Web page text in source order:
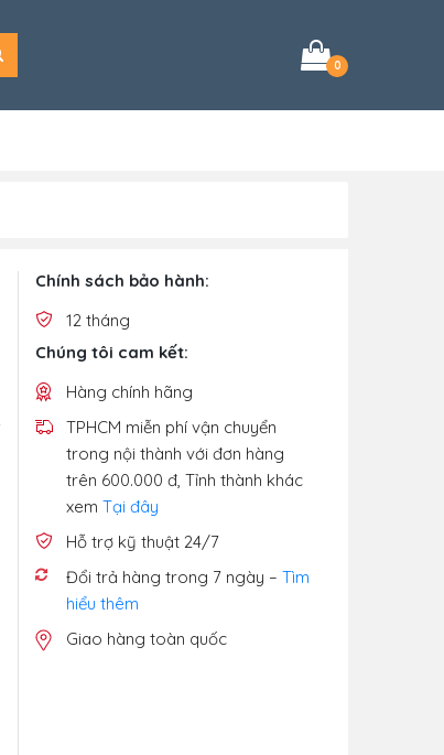
0
Chính sách bảo hành:
12 tháng
Chúng tôi cam kết:
Hàng chính hãng
TPHCM miễn phí vận chuyển
trong nội thành với đơn hàng
trên 600.000 đ, Tỉnh thành khác
xem Tại đây
Hỗ trợ kỹ thuật 24/7
Đổi trả hàng trong 7 ngày – Tìm
hiểu thêm
Giao hàng toàn quốc